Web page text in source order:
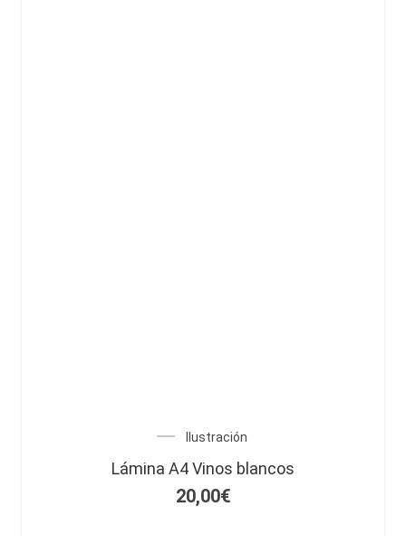
Ilustración
Lámina A4 Vinos blancos
20,00€